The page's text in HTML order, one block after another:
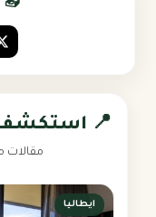
📤
📍 استكشف
مقالات
ايطاليا